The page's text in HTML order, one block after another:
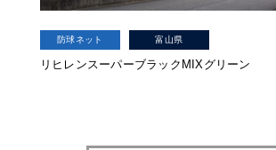
防球ネット 富山県
リヒレンスーパーブラックMIXグリーン